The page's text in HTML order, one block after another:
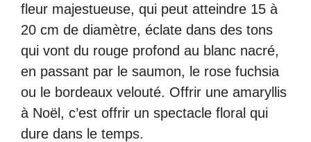
fleur majestueuse, qui peut atteindre 15 à
20 cm de diamètre, éclate dans des tons
qui vont du rouge profond au blanc nacré,
en passant par le saumon, le rose fuchsia
ou le bordeaux velouté. Offrir une amaryllis
à Noël, c’est offrir un spectacle floral qui
dure dans le temps.